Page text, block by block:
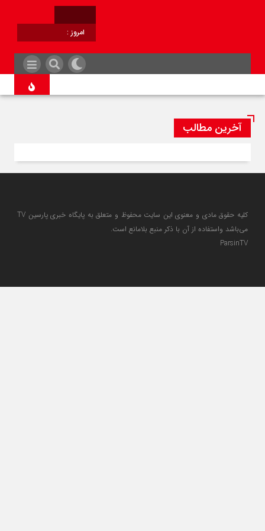
امروز :
آخرین مطالب
کلیه حقوق مادی و معنوی این سایت محفوظ و متعلق به پایگاه خبری پارسین TV
می‌باشد واستفاده از آن با ذکر منبع بلامانع است.
ParsinTV